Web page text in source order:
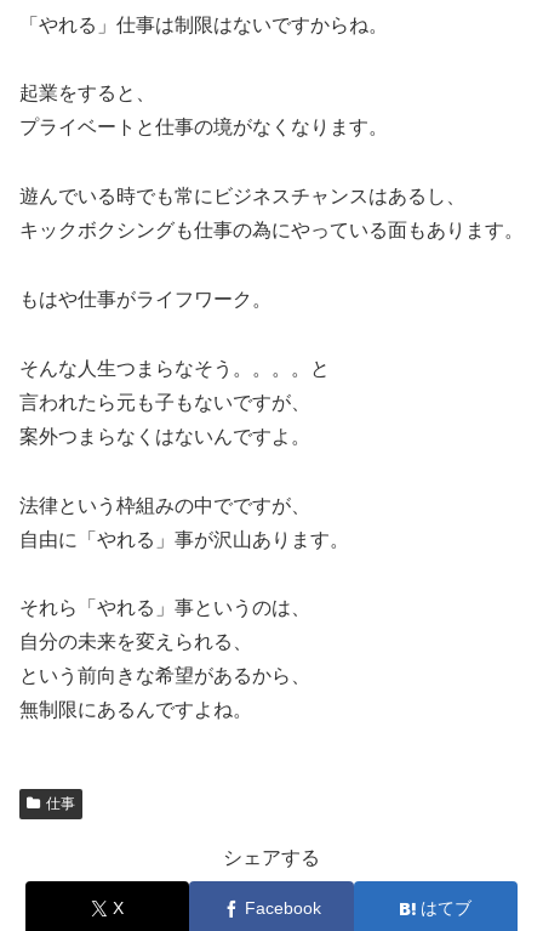
「やれる」仕事は制限はないですからね。
起業をすると、
プライベートと仕事の境がなくなります。
遊んでいる時でも常にビジネスチャンスはあるし、
キックボクシングも仕事の為にやっている面もあります。
もはや仕事がライフワーク。
そんな人生つまらなそう。。。。と
言われたら元も子もないですが、
案外つまらなくはないんですよ。
法律という枠組みの中でですが、
自由に「やれる」事が沢山あります。
それら「やれる」事というのは、
自分の未来を変えられる、
という前向きな希望があるから、
無制限にあるんですよね。
仕事
シェアする
X Facebook はてブ